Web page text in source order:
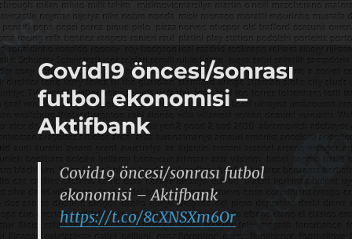
Covid19 öncesi/sonrası
futbol ekonomisi –
Aktifbank
Covid19 öncesi/sonrası futbol
ekonomisi – Aktifbank
https://t.co/8cXNSXm6Or